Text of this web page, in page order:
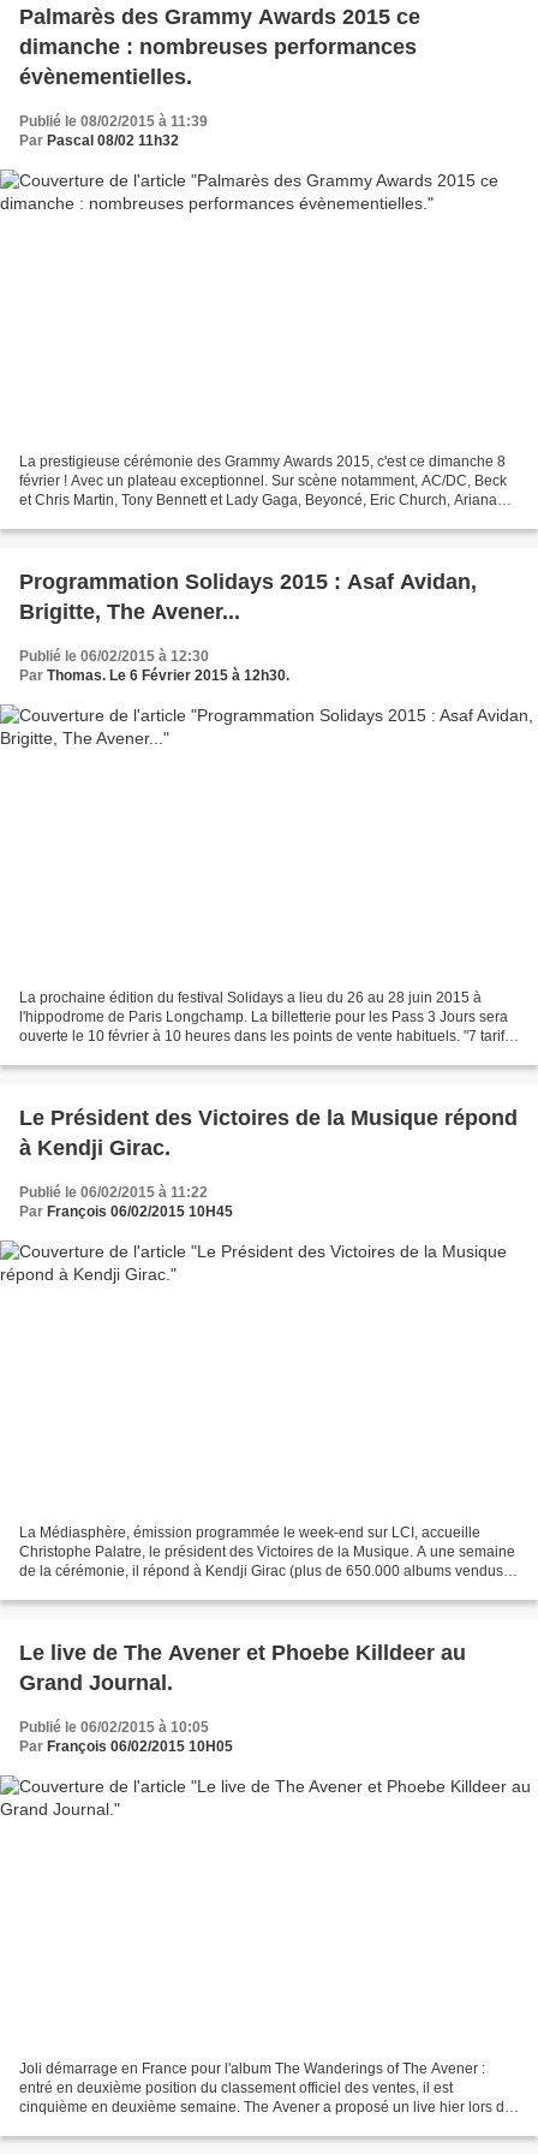
Palmarès des Grammy Awards 2015 ce
dimanche : nombreuses performances
évènementielles.
Publié le 08/02/2015 à 11:39
Par Pascal 08/02 11h32
La prestigieuse cérémonie des Grammy Awards 2015, c'est ce dimanche 8
février ! Avec un plateau exceptionnel. Sur scène notamment, AC/DC, Beck
et Chris Martin, Tony Bennett et Lady Gaga, Beyoncé, Eric Church, Ariana
Programmation Solidays 2015 : Asaf Avidan,
Brigitte, The Avener...
Publié le 06/02/2015 à 12:30
Par Thomas. Le 6 Février 2015 à 12h30.
La prochaine édition du festival Solidays a lieu du 26 au 28 juin 2015 à
l'hippodrome de Paris Longchamp. La billetterie pour les Pass 3 Jours sera
ouverte le 10 février à 10 heures dans les points de vente habituels. "7 tarifs
Le Président des Victoires de la Musique répond
à Kendji Girac.
Publié le 06/02/2015 à 11:22
Par François 06/02/2015 10H45
La Médiasphère, émission programmée le week-end sur LCI, accueille
Christophe Palatre, le président des Victoires de la Musique. A une semaine
de la cérémonie, il répond à Kendji Girac (plus de 650.000 albums vendus),
Le live de The Avener et Phoebe Killdeer au
Grand Journal.
Publié le 06/02/2015 à 10:05
Par François 06/02/2015 10H05
Joli démarrage en France pour l'album The Wanderings of The Avener :
entré en deuxième position du classement officiel des ventes, il est
cinquième en deuxième semaine. The Avener a proposé un live hier lors du